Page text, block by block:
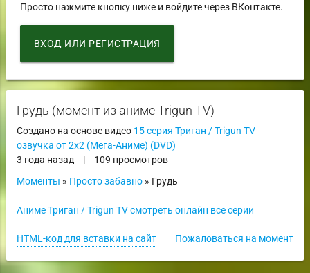
Просто нажмите кнопку ниже и войдите через ВКонтакте.
ВХОД ИЛИ РЕГИСТРАЦИЯ
Грудь (момент из аниме Trigun TV)
Создано на основе видео 15 серия Триган / Trigun TV
озвучка от 2x2 (Мега-Аниме) (DVD)
3 года назад
|
109 просмотров
Моменты » Просто забавно» Грудь
Аниме Триган / Trigun TV смотреть онлайн все серии
Пожаловаться на момент
HTML-код для вставки на сайт